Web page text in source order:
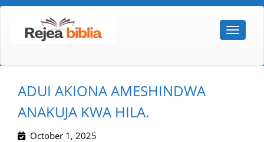
ADUI AKIONA AMESHINDWA
ANAKUJA KWA HILA.
October 1, 2025